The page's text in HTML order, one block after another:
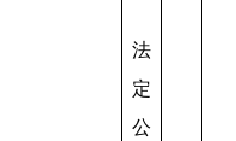
法
定
公